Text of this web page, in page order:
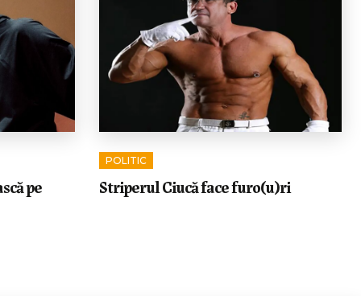
pe
POLITIC
Striperul Ciucă face furo(u)ri